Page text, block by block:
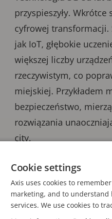
przyspieszyły.
cyfrowej transformacji.
jak IoT, głębokie
większej liczby
rzeczywistym, co
miejskiej. Przykładem
bezpieczeństwo,
rozwiązania
city.
2. Potrzeba ochrony
Wraz z popularnością
przyzwyczailiśmy się
Cookie settings
Axis uses cookies to
marketing, and to
services. We use cookies to